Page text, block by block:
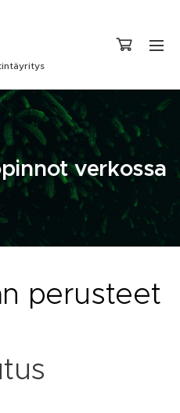
verkossa
perusteet